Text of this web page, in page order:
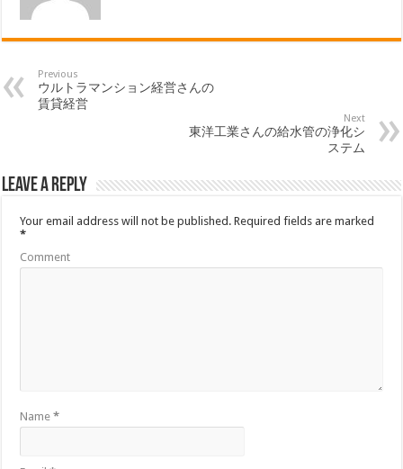
Previous
ウルトラマンション経営さんの
賃貸経営
Next
東洋工業さんの給水管の浄化シ
ステム
Leave a Reply
Your email address will not be published. Required fields are marked
*
Comment
Name*